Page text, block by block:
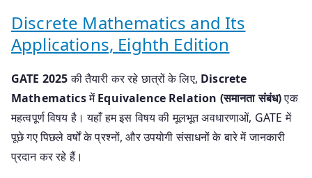
Discrete Mathematics and Its
Applications, Eighth Edition
GATE 2025की तैयारी कर रहे छात्रों के लिए, Discrete
MathematicsमेंEquivalence Relation (समानता संबंध)एक
महत्वपूर्ण विषय है। यहाँ हम इस विषय की मूलभूत अवधारणाओं, GATE में
पूछे गए पिछले वर्षों के प्रश्नों, और उपयोगी संसाधनों के बारे में जानकारी
प्रदान कर रहे हैं।